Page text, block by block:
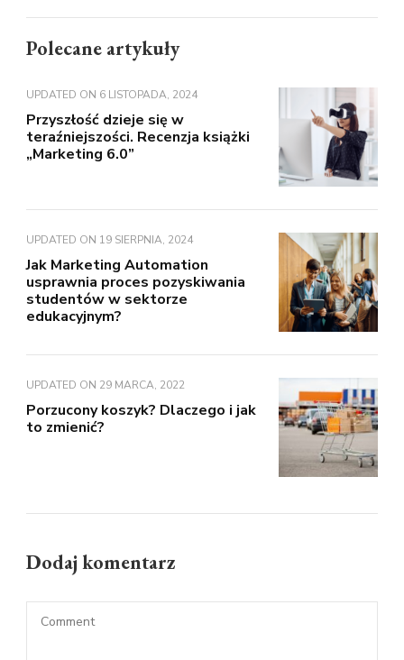
Polecane artykuły
UPDATED ON 6 LISTOPADA, 2024
Przyszłość dzieje się w
teraźniejszości. Recenzja książki
„Marketing 6.0”
UPDATED ON 19 SIERPNIA, 2024
Jak Marketing Automation
usprawnia proces pozyskiwania
studentów w sektorze
edukacyjnym?
UPDATED ON 29 MARCA, 2022
Porzucony koszyk? Dlaczego i jak
to zmienić?
Dodaj komentarz